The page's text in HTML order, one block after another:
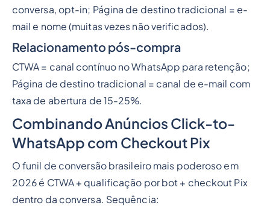
conversa, opt-in; Página de destino tradicional = e-
mail e nome (muitas vezes não verificados).
Relacionamento pós-compra
CTWA = canal contínuo no WhatsApp para retenção;
Página de destino tradicional = canal de e-mail com
taxa de abertura de 15-25%.
Combinando Anúncios Click-to-
WhatsApp com Checkout Pix
O funil de conversão brasileiro mais poderoso em
2026 é CTWA + qualificação por bot + checkout Pix
dentro da conversa. Sequência: